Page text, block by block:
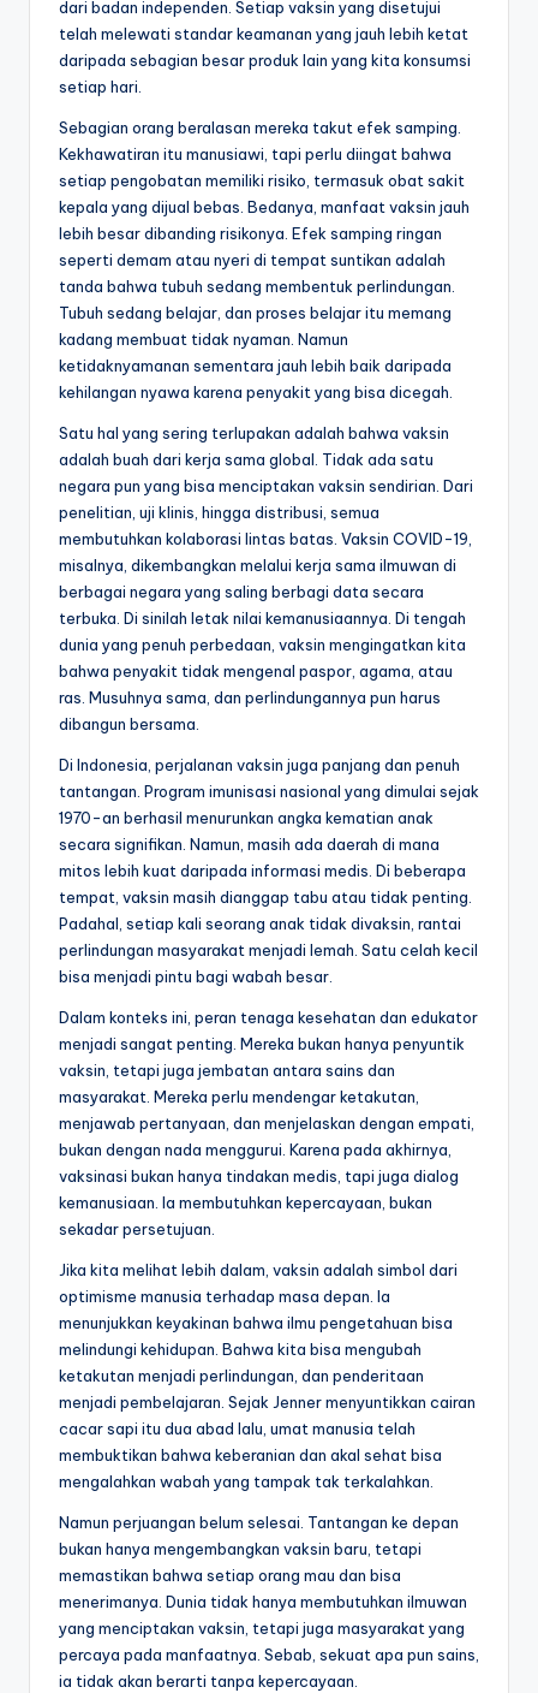
dari badan independen. Setiap vaksin yang disetujui
telah melewati standar keamanan yang jauh lebih ketat
daripada sebagian besar produk lain yang kita konsumsi
setiap hari.
Sebagian orang beralasan mereka takut efek samping.
Kekhawatiran itu manusiawi, tapi perlu diingat bahwa
setiap pengobatan memiliki risiko, termasuk obat sakit
kepala yang dijual bebas. Bedanya, manfaat vaksin jauh
lebih besar dibanding risikonya. Efek samping ringan
seperti demam atau nyeri di tempat suntikan adalah
tanda bahwa tubuh sedang membentuk perlindungan.
Tubuh sedang belajar, dan proses belajar itu memang
kadang membuat tidak nyaman. Namun
ketidaknyamanan sementara jauh lebih baik daripada
kehilangan nyawa karena penyakit yang bisa dicegah.
Satu hal yang sering terlupakan adalah bahwa vaksin
adalah buah dari kerja sama global. Tidak ada satu
negara pun yang bisa menciptakan vaksin sendirian. Dari
penelitian, uji klinis, hingga distribusi, semua
membutuhkan kolaborasi lintas batas. Vaksin COVID-19,
misalnya, dikembangkan melalui kerja sama ilmuwan di
berbagai negara yang saling berbagi data secara
terbuka. Di sinilah letak nilai kemanusiaannya. Di tengah
dunia yang penuh perbedaan, vaksin mengingatkan kita
bahwa penyakit tidak mengenal paspor, agama, atau
ras. Musuhnya sama, dan perlindungannya pun harus
dibangun bersama.
Di Indonesia, perjalanan vaksin juga panjang dan penuh
tantangan. Program imunisasi nasional yang dimulai sejak
1970-an berhasil menurunkan angka kematian anak
secara signifikan. Namun, masih ada daerah di mana
mitos lebih kuat daripada informasi medis. Di beberapa
tempat, vaksin masih dianggap tabu atau tidak penting.
Padahal, setiap kali seorang anak tidak divaksin, rantai
perlindungan masyarakat menjadi lemah. Satu celah kecil
bisa menjadi pintu bagi wabah besar.
Dalam konteks ini, peran tenaga kesehatan dan edukator
menjadi sangat penting. Mereka bukan hanya penyuntik
vaksin, tetapi juga jembatan antara sains dan
masyarakat. Mereka perlu mendengar ketakutan,
menjawab pertanyaan, dan menjelaskan dengan empati,
bukan dengan nada menggurui. Karena pada akhirnya,
vaksinasi bukan hanya tindakan medis, tapi juga dialog
kemanusiaan. Ia membutuhkan kepercayaan, bukan
sekadar persetujuan.
Jika kita melihat lebih dalam, vaksin adalah simbol dari
optimisme manusia terhadap masa depan. Ia
menunjukkan keyakinan bahwa ilmu pengetahuan bisa
melindungi kehidupan. Bahwa kita bisa mengubah
ketakutan menjadi perlindungan, dan penderitaan
menjadi pembelajaran. Sejak Jenner menyuntikkan cairan
cacar sapi itu dua abad lalu, umat manusia telah
membuktikan bahwa keberanian dan akal sehat bisa
mengalahkan wabah yang tampak tak terkalahkan.
Namun perjuangan belum selesai. Tantangan ke depan
bukan hanya mengembangkan vaksin baru, tetapi
memastikan bahwa setiap orang mau dan bisa
menerimanya. Dunia tidak hanya membutuhkan ilmuwan
yang menciptakan vaksin, tetapi juga masyarakat yang
percaya pada manfaatnya. Sebab, sekuat apa pun sains,
ia tidak akan berarti tanpa kepercayaan.